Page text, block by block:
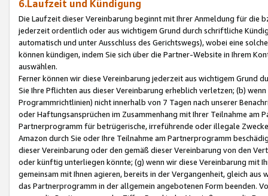
6.Laufzeit und Kündigung
Die Laufzeit dieser Vereinbarung beginnt mit Ihrer Anmeldung für die
jederzeit ordentlich oder aus wichtigem Grund durch schriftliche
automatisch und unter Ausschluss des Gerichtswegs), wobei eine
können kündigen, indem Sie sich über die Partner-Website in Ihrem
auswählen.
Ferner können wir diese Vereinbarung jederzeit aus wichtigem Grund
Sie Ihre Pflichten aus dieser Vereinbarung erheblich verletzen; (b)
Programmrichtlinien) nicht innerhalb von 7 Tagen nach unserer
oder Haftungsansprüchen im Zusammenhang mit Ihrer Teilnahme am
Partnerprogramm für betrügerische, irreführende oder illegale
Amazon durch Sie oder Ihre Teilnahme am Partnerprogramm
dieser Vereinbarung oder den gemäß dieser Vereinbarung von den
oder künftig unterliegen könnte; (g) wenn wir diese Vereinbarung mit
gemeinsam mit Ihnen agieren, bereits in der Vergangenheit, gleich
das Partnerprogramm in der allgemein angebotenen Form beenden.